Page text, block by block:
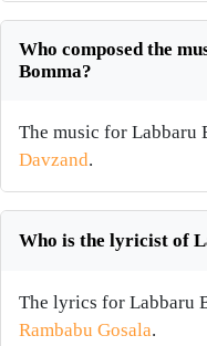
Who composed the
Bomma?
The music for Labbaru
Davzand.
Who is the lyricist of
The lyrics for Labbaru
Rambabu Gosala.